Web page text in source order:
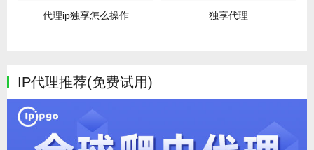
代理ip独享怎么操作 独享代理
IP代理推荐(免费试用)